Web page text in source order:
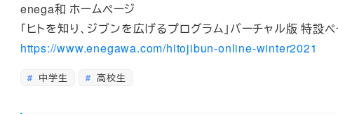
enega和 ホームページ
「ヒトを知り、ジブンを広げるプログラム」バーチャル版 特設
https://www.enegawa.com/hitojibun-online-winter2021
中学生 高校生